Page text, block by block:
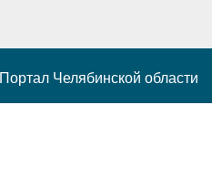
Портал Челябинской области